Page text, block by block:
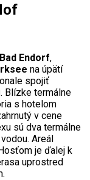
Bad Endorf,
na úpätí
spojiť
Blízke termálne
s hotelom
v cene
sú dva termálne
Areál
je ďalej k
uprostred